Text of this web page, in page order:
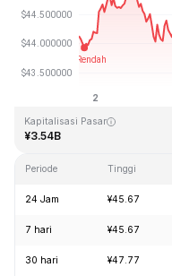
Terakhir Diperbarui: 2026-08-08,
Rekor Tertinggi (ATH)
Kapitalisasi Pasar
¥3.54B
Periode Tinggi
24 Jam ¥45.67
7 hari ¥45.67
30 hari ¥47.77